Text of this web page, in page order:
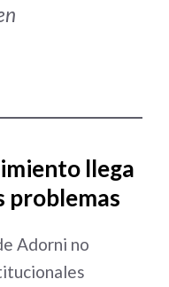
llega
problemas
Adorni no